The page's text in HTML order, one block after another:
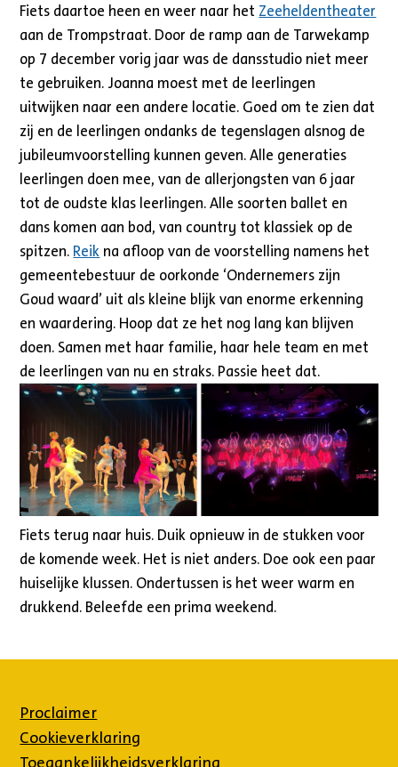
Fiets daartoe heen en weer naar het Zeeheldentheater
aan de Trompstraat. Door de ramp aan de Tarwekamp
op 7 december vorig jaar was de dansstudio niet meer
te gebruiken. Joanna moest met de leerlingen
uitwijken naar een andere locatie. Goed om te zien dat
zij en de leerlingen ondanks de tegenslagen alsnog de
jubileumvoorstelling kunnen geven. Alle generaties
leerlingen doen mee, van de allerjongsten van 6 jaar
tot de oudste klas leerlingen. Alle soorten ballet en
dans komen aan bod, van country tot klassiek op de
spitzen. Reik na afloop van de voorstelling namens het
gemeentebestuur de oorkonde ‘Ondernemers zijn
Goud waard’ uit als kleine blijk van enorme erkenning
en waardering. Hoop dat ze het nog lang kan blijven
doen. Samen met haar familie, haar hele team en met
de leerlingen van nu en straks. Passie heet dat.
Fiets terug naar huis. Duik opnieuw in de stukken voor
de komende week. Het is niet anders. Doe ook een paar
huiselijke klussen. Ondertussen is het weer warm en
drukkend. Beleefde een prima weekend.
Proclaimer
Cookieverklaring
Toegankelijkheidsverklaring